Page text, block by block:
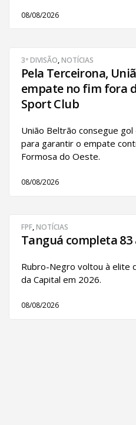
08/08/2026
3ª DIVISÃO,NOTÍCIAS
Pela Terceirona,
empate no fim fora
Sport Club
União Beltrão consegue
para garantir o empate
Formosa do Oeste.
08/08/2026
FPF,NOTÍCIAS
Tanguá completa
Rubro-Negro voltou à elite
da Capital em 2026.
08/08/2026